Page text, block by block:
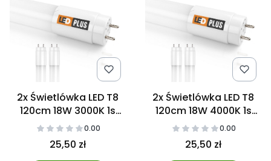
2x Świetlówka LED T8
120cm 18W 3000K 1s
NANO 0.00
25,50 zł
2x Świetlówka LED T8
120cm 18W 4000K 1s
NANO 0.00
25,50 zł